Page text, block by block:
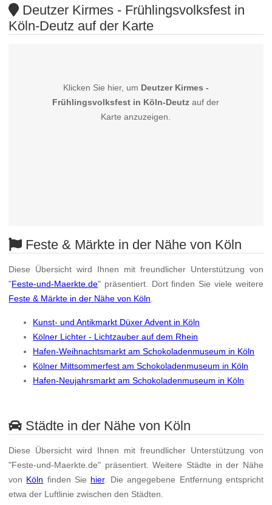
Deutzer Kirmes - Frühlingsvolksfest in
Köln-Deutz auf der Karte
Klicken Sie hier, um Deutzer Kirmes -
Frühlingsvolksfest in Köln-Deutz auf der
Karte anzuzeigen.
Feste & Märkte in der Nähe von Köln
Diese Übersicht wird Ihnen mit freundlicher Unterstützung von
"Feste-und-Maerkte.de" präsentiert. Dort finden Sie viele weitere
Feste & Märkte in der Nähe von Köln.
Kunst- und Antikmarkt Düxer Advent in Köln
Kölner Lichter - Lichtzauber auf dem Rhein
Hafen-Weihnachtsmarkt am Schokoladenmuseum in Köln
Kölner Mittsommerfest am Schokoladenmuseum in Köln
Hafen-Neujahrsmarkt am Schokoladenmuseum in Köln
Städte in der Nähe von Köln
Diese Übersicht wird Ihnen mit freundlicher Unterstützung von
"Feste-und-Maerkte.de" präsentiert. Weitere Städte in der Nähe
von Köln finden Sie hier. Die angegebene Entfernung entspricht
etwa der Luftlinie zwischen den Städten.